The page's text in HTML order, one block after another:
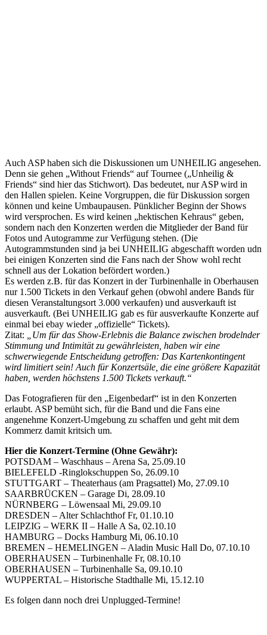
Auch ASP haben sich die Diskussionen um UNHEILIG angesehen.
Denn sie gehen „Without Friends“ auf Tournee („Unheilig &
Friends“ sind hier das Stichwort). Das bedeutet, nur ASP wird in
den Hallen spielen. Keine Vorgruppen, die für Diskussion sorgen
können und keine Umbaupausen. Pünklicher Beginn der Shows
wird versprochen. Es wird keinen „hektischen Kehraus“ geben,
sondern nach den Konzerten werden die Mitglieder der Band für
Fotos und Autogramme zur Verfügung stehen. (Die
Autogrammstunden sind ja bei UNHEILIG abgeschafft worden udn
bei einigen Konzerten sind die Fans nach der Show wohl recht
schnell aus der Lokation befördert worden.)
Es werden z.B. für das Konzert in der Turbinenhalle in Oberhausen
nur 1.500 Tickets in den Verkauf gehen (obwohl andere Bands für
diesen Veranstaltungsort 3.000 verkaufen) und ausverkauft ist
ausverkauft. (Bei UNHEILIG gab es für ausverkaufte Konzerte auf
einmal bei ebay wieder „offizielle“ Tickets).
Zitat: „Um für das Show-Erlebnis die Balance zwischen brodelnder
Stimmung und Intimität zu gewährleisten, haben wir eine
schwerwiegende Entscheidung getroffen: Das Kartenkontingent
wird limitiert sein! Auch für Konzertsäle, die eine größere Kapazität
haben, werden höchstens 1.500 Tickets verkauft.“
Das Fotografieren für den „Eigenbedarf“ ist in den Konzerten
erlaubt. ASP bemüht sich, für die Band und die Fans eine
angenehme Konzert-Umgebung zu schaffen und geht mit dem
Kommerz damit kritsich um.
Hier die Konzert-Termine (Ohne Gewähr):
POTSDAM – Waschhaus – Arena Sa, 25.09.10
BIELEFELD -Ringlokschuppen So, 26.09.10
STUTTGART – Theaterhaus (am Pragsattel) Mo, 27.09.10
SAARBRÜCKEN – Garage Di, 28.09.10
NÜRNBERG – Löwensaal Mi, 29.09.10
DRESDEN – Alter Schlachthof Fr, 01.10.10
LEIPZIG – WERK II – Halle A Sa, 02.10.10
HAMBURG – Docks Hamburg Mi, 06.10.10
BREMEN – HEMELINGEN – Aladin Music Hall Do, 07.10.10
OBERHAUSEN – Turbinenhalle Fr, 08.10.10
OBERHAUSEN – Turbinenhalle Sa, 09.10.10
WUPPERTAL – Historische Stadthalle Mi, 15.12.10
Es folgen dann noch drei Unplugged-Termine!